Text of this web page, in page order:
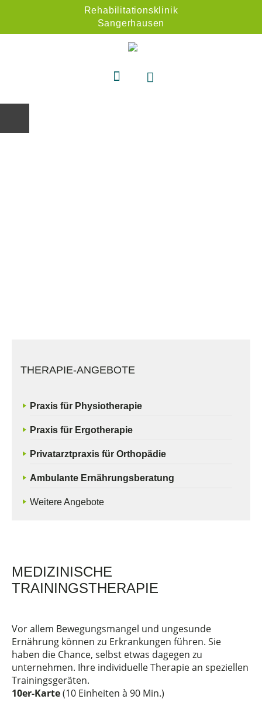
Rehabilitationsklinik
Sangerhausen
MEDIZINISCHE
TRAININGSTHERAPIE
Vor allem Bewegungsmangel und ungesunde
Ernährung können zu Erkrankungen führen. Sie
haben die Chance, selbst etwas dagegen zu
unternehmen. Ihre individuelle Therapie an speziellen
Trainingsgeräten.
10er-Karte(10 Einheiten à 90 Min.)
THERAPIE-ANGEBOTE
Praxis für Physiotherapie
Praxis für Ergotherapie
Privatarztpraxis für Orthopädie
Ambulante Ernährungsberatung
Weitere Angebote